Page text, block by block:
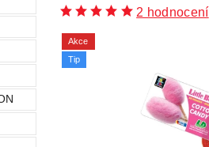
2 hodnocení
Akce
Tip